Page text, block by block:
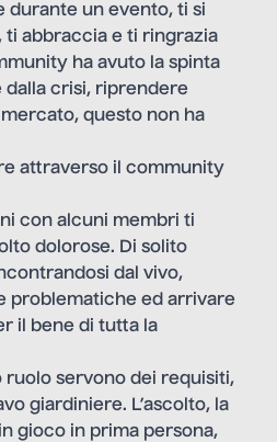
durante un evento, ti si
ti abbraccia e ti ringrazia
ha avuto la spinta
dalla crisi, riprendere
questo non ha
attraverso il community
con alcuni membri ti
dolorose. Di solito
dal vivo,
problematiche ed arrivare
il bene di tutta la
ruolo servono dei requisiti,
giardiniere. L’ascolto, la
gioco in prima persona,